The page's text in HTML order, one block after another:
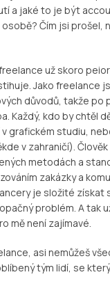
a jaké to je být
Čím jsi prošel,
už skoro
Jako freelance
důvodů, takže po
Každý, kdo by chtěl
grafickém studiu,
v zahraničí).
metodách a
zakázky a
je složité získat
problém. A tak
mě není zajímavé.
asi nemůžeš
tým lidí, se